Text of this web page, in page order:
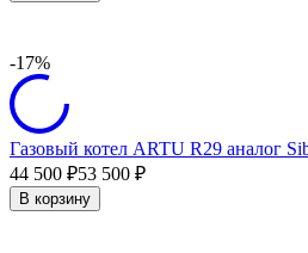
-17%
Газовый котел ARTU R29 аналог
44 500 ₽53 500 ₽
В корзину